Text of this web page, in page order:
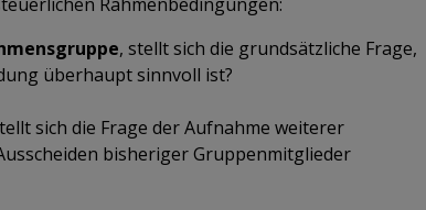
, stellt sich die grundsätzliche Frage,
überhaupt sinnvoll ist?
sich die Frage der Aufnahme weiterer
bisheriger Gruppenmitglieder